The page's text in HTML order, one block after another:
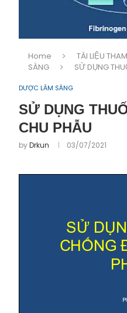
Home TÀI LIỆU
SÀNG
SỬ DỤNG
DƯỢC LÂM SÀNG
SỬ DỤNG
CHU PHẪU
byDrkun 03/07/2021